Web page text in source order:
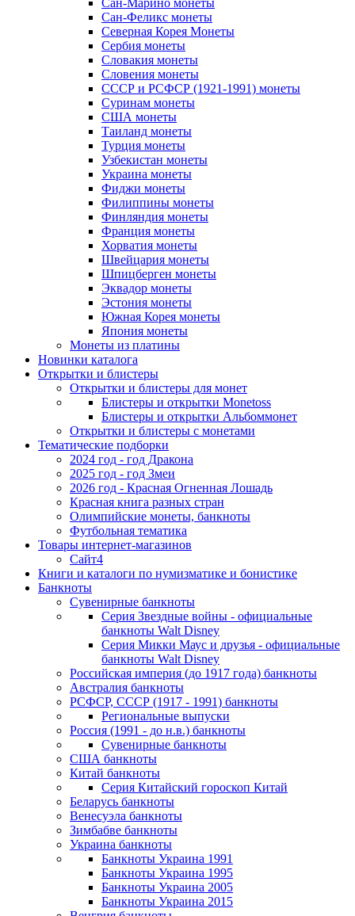
Сан-Марино монеты
Сан-Феликс монеты
Северная Корея Монеты
Сербия монеты
Словакия монеты
Словения монеты
СССР и РСФСР (1921-1991) монеты
Суринам монеты
США монеты
Таиланд монеты
Турция монеты
Узбекистан монеты
Украина монеты
Фиджи монеты
Филиппины монеты
Финляндия монеты
Франция монеты
Хорватия монеты
Швейцария монеты
Шпицберген монеты
Эквадор монеты
Эстония монеты
Южная Корея монеты
Япония монеты
Монеты из платины
Новинки каталога
Открытки и блистеры
Открытки и блистеры для монет
Блистеры и открытки Monetoss
Блистеры и открытки Альбоммонет
Открытки и блистеры с монетами
Тематические подборки
2024 год - год Дракона
2025 год - год Змеи
2026 год - Красная Огненная Лошадь
Красная книга разных стран
Олимпийские монеты, банкноты
Футбольная тематика
Товары интернет-магазинов
Сайт4
Книги и каталоги по нумизматике и бонистике
Банкноты
Сувенирные банкноты
Серия Звездные войны - официальные
банкноты Walt Disney
Серия Микки Маус и друзья - официальные
банкноты Walt Disney
Российская империя (до 1917 года) банкноты
Австралия банкноты
РСФСР, СССР (1917 - 1991) банкноты
Региональные выпуски
Россия (1991 - до н.в.) банкноты
Сувенирные банкноты
США банкноты
Китай банкноты
Серия Китайский гороскоп Китай
Беларусь банкноты
Венесуэла банкноты
Зимбабве банкноты
Украина банкноты
Банкноты Украина 1991
Банкноты Украина 1995
Банкноты Украина 2005
Банкноты Украина 2015